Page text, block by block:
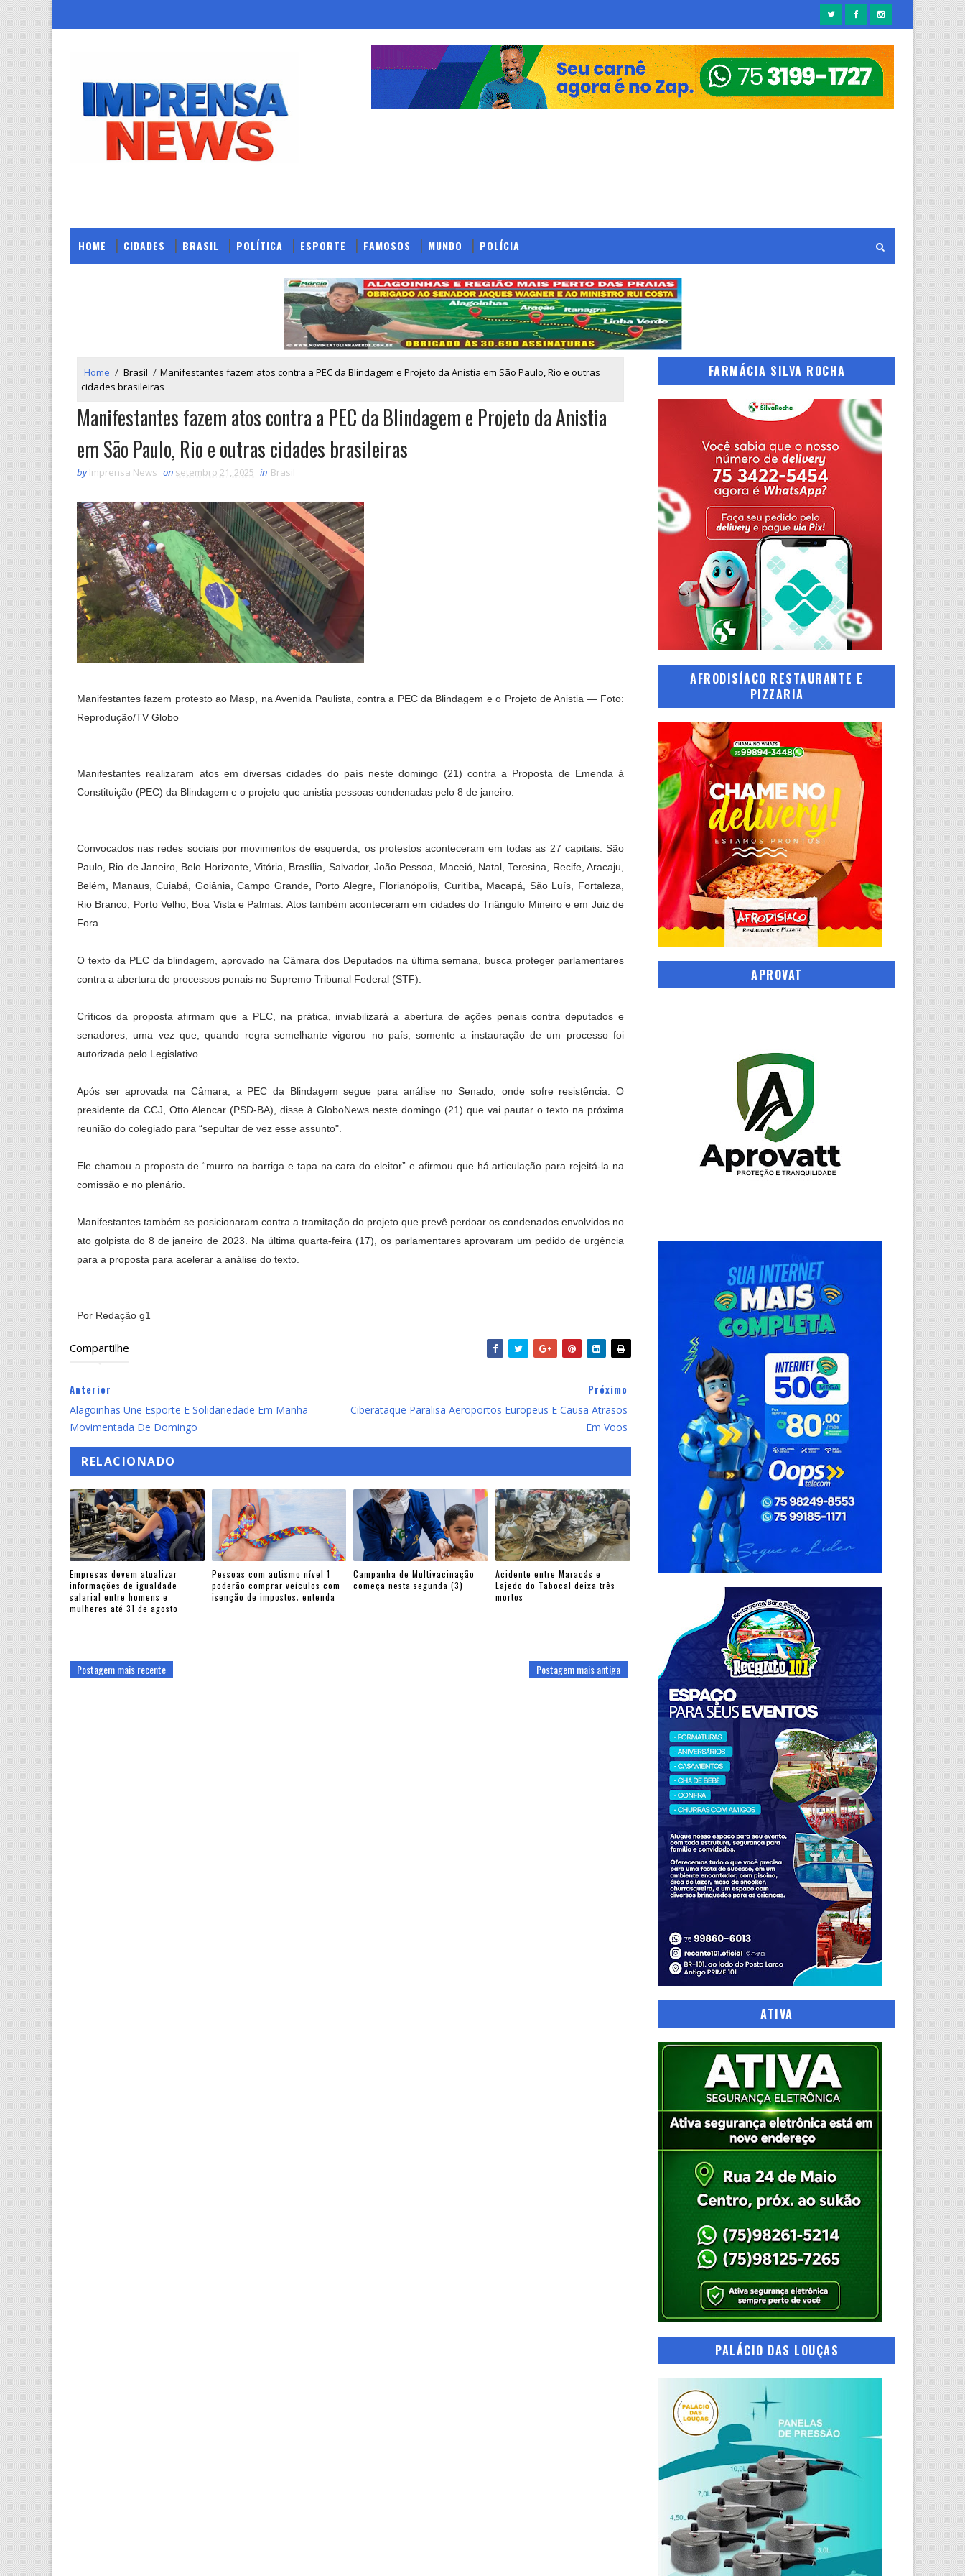
HOME CIDADES BRASIL POLÍTICA ESPORTE FAMOSOS MUNDO POLÍCIA
Home / Brasil / Manifestantes fazem atos contra a PEC da Blindagem e Projeto da Anistia em São Paulo, Rio e outras
cidades brasileiras
Manifestantes fazem atos contra a PEC da Blindagem e Projeto da Anistia
em São Paulo, Rio e outras cidades brasileiras
by Imprensa News on setembro 21, 2025 in Brasil
Manifestantes fazem protesto ao Masp, na Avenida Paulista, contra a PEC da Blindagem e o Projeto de Anistia — Foto:
Reprodução/TV Globo
Manifestantes realizaram atos em diversas cidades do país neste domingo (21) contra a Proposta de Emenda à
Constituição (PEC) da Blindagem e o projeto que anistia pessoas condenadas pelo 8 de janeiro.
Convocados nas redes sociais por movimentos de esquerda, os protestos aconteceram em todas as 27 capitais: São
Paulo, Rio de Janeiro, Belo Horizonte, Vitória, Brasília, Salvador, João Pessoa, Maceió, Natal, Teresina, Recife, Aracaju,
Belém, Manaus, Cuiabá, Goiânia, Campo Grande, Porto Alegre, Florianópolis, Curitiba, Macapá, São Luís, Fortaleza,
Rio Branco, Porto Velho, Boa Vista e Palmas. Atos também aconteceram em cidades do Triângulo Mineiro e em Juiz de
Fora.
O texto da PEC da blindagem, aprovado na Câmara dos Deputados na última semana, busca proteger parlamentares
contra a abertura de processos penais no Supremo Tribunal Federal (STF).
Críticos da proposta afirmam que a PEC, na prática, inviabilizará a abertura de ações penais contra deputados e
senadores, uma vez que, quando regra semelhante vigorou no país, somente a instauração de um processo foi
autorizada pelo Legislativo.
Após ser aprovada na Câmara, a PEC da Blindagem segue para análise no Senado, onde sofre resistência. O
presidente da CCJ, Otto Alencar (PSD-BA), disse à GloboNews neste domingo (21) que vai pautar o texto na próxima
reunião do colegiado para “sepultar de vez esse assunto".
Ele chamou a proposta de “murro na barriga e tapa na cara do eleitor” e afirmou que há articulação para rejeitá-la na
comissão e no plenário.
Manifestantes também se posicionaram contra a tramitação do projeto que prevê perdoar os condenados envolvidos no
ato golpista do 8 de janeiro de 2023. Na última quarta-feira (17), os parlamentares aprovaram um pedido de urgência
para a proposta para acelerar a análise do texto.
Por Redação g1
Compartilhe
Anterior
Alagoinhas Une Esporte E Solidariedade Em Manhã
Movimentada De Domingo
Próximo
Ciberataque Paralisa Aeroportos Europeus E Causa Atrasos
Em Voos
RELACIONADO
Empresas devem atualizar
informações de igualdade
salarial entre homens e
mulheres até 31 de agosto
Pessoas com autismo nível 1
poderão comprar veículos com
isenção de impostos; entenda
Campanha de Multivacinação
começa nesta segunda (3)
Acidente entre Maracás e
Lajedo do Tabocal deixa três
mortos
Postagem mais recente Postagem mais antiga
FARMÁCIA SILVA ROCHA
AFRODISÍACO RESTAURANTE E
PIZZARIA
APROVAT
ATIVA
PALÁCIO DAS LOUÇAS